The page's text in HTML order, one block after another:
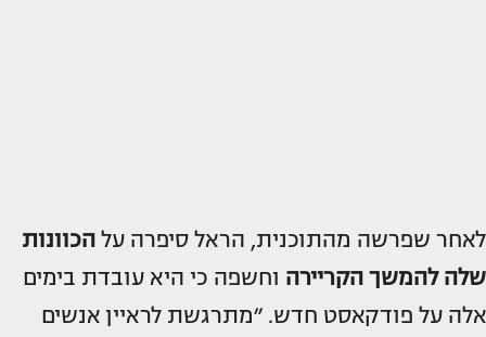
לאחר שפרשה מהתוכנית, הראל סיפרה על הכוונות
שלה להמשך הקריירה וחשפה כי היא עובדת בימים
אלה על פודקאסט חדש. ״מתרגשת לראיין אנשים